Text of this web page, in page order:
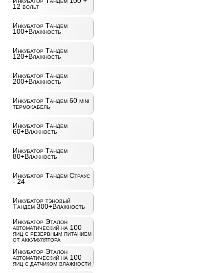
12 вольт
Инкубатор Тандем
100+Влажность
Инкубатор Тандем
120+Влажность
Инкубатор Тандем
200+Влажность
Инкубатор Тандем 60 mini
термокабель
Инкубатор Тандем
60+Влажность
Инкубатор Тандем
80+Влажность
Инкубатор Тандем Страус
- 24
Инкубатор тэновый
Тандем 300+Влажность
Инкубатор Эталон
автоматический на 100
яиц c резервным питанием
от аккумулятора
Инкубатор Эталон
автоматический на 100
яиц с датчиком влажности